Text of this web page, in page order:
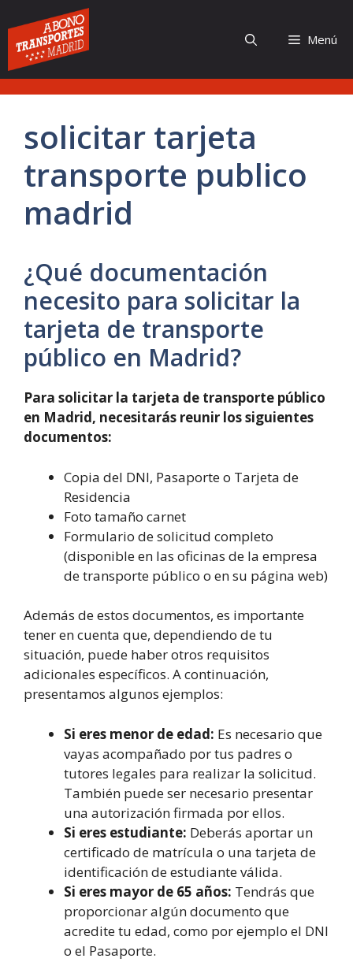
al
contenido
Menú
solicitar tarjeta
transporte publico
madrid
¿Qué documentación
necesito para solicitar la
tarjeta de transporte
público en Madrid?
Para solicitar la tarjeta de transporte público
en Madrid, necesitarás reunir los siguientes
documentos:
Copia del DNI, Pasaporte o Tarjeta de
Residencia
Foto tamaño carnet
Formulario de solicitud completo
(disponible en las oficinas de la empresa
de transporte público o en su página web)
Además de estos documentos, es importante
tener en cuenta que, dependiendo de tu
situación, puede haber otros requisitos
adicionales específicos. A continuación,
presentamos algunos ejemplos:
Si eres menor de edad: Es necesario que
vayas acompañado por tus padres o
tutores legales para realizar la solicitud.
También puede ser necesario presentar
una autorización firmada por ellos.
Si eres estudiante: Deberás aportar un
certificado de matrícula o una tarjeta de
identificación de estudiante válida.
Si eres mayor de 65 años: Tendrás que
proporcionar algún documento que
acredite tu edad, como por ejemplo el DNI
o el Pasaporte.